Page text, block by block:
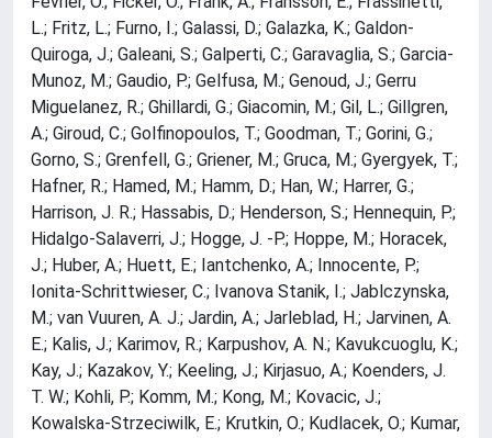
L.; Fritz, L.; Furno, I.; Galassi, D.; Galazka, K.; Galdon-
Quiroga, J.; Galeani, S.; Galperti, C.; Garavaglia, S.; Garcia-
Munoz, M.; Gaudio, P.; Gelfusa, M.; Genoud, J.; Gerru
Miguelanez, R.; Ghillardi, G.; Giacomin, M.; Gil, L.; Gillgren,
A.; Giroud, C.; Golfinopoulos, T.; Goodman, T.; Gorini, G.;
Gorno, S.; Grenfell, G.; Griener, M.; Gruca, M.; Gyergyek, T.;
Hafner, R.; Hamed, M.; Hamm, D.; Han, W.; Harrer, G.;
Harrison, J. R.; Hassabis, D.; Henderson, S.; Hennequin, P.;
Hidalgo-Salaverri, J.; Hogge, J. -P.; Hoppe, M.; Horacek,
J.; Huber, A.; Huett, E.; Iantchenko, A.; Innocente, P.;
Ionita-Schrittwieser, C.; Ivanova Stanik, I.; Jablczynska,
M.; van Vuuren, A. J.; Jardin, A.; Jarleblad, H.; Jarvinen, A.
E.; Kalis, J.; Karimov, R.; Karpushov, A. N.; Kavukcuoglu, K.;
Kay, J.; Kazakov, Y.; Keeling, J.; Kirjasuo, A.; Koenders, J.
T. W.; Kohli, P.; Komm, M.; Kong, M.; Kovacic, J.;
Kowalska-Strzeciwilk, E.; Krutkin, O.; Kudlacek, O.; Kumar,